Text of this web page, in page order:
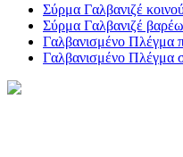
Σύρμα Γαλβανιζέ
Σύρμα Γαλβανιζέ
Γαλβανισμένο Πλέγμα
Γαλβανισμένο Πλέγμα